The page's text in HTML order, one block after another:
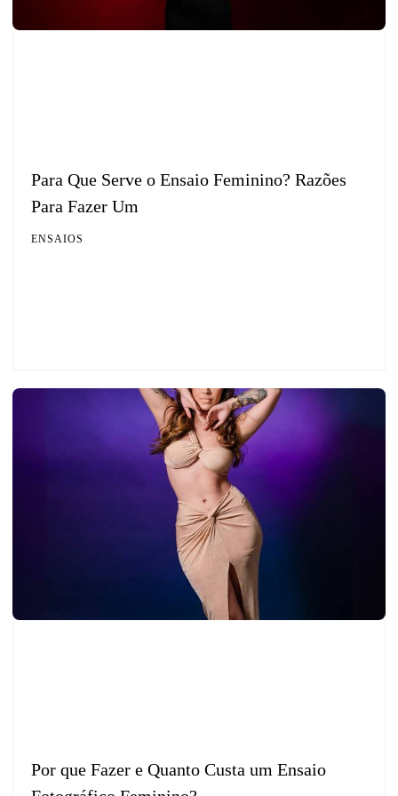
Para Que Serve o Ensaio Feminino? Razões
Para Fazer Um
ENSAIOS
Por que Fazer e Quanto Custa um Ensaio